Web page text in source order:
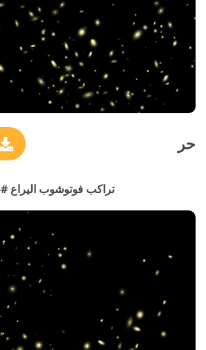
حر
تراكب فوتوشوب اليراع #25 "Spiral Tower"